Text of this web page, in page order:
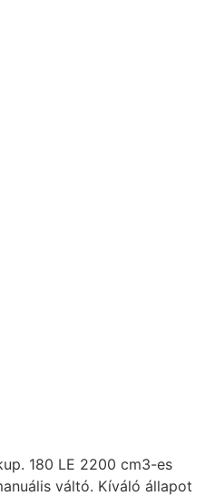
180 LE 2200 cm3-es
váltó. Kíváló állapot